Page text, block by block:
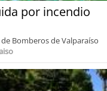
por incendio
Bomberos de Valparaíso